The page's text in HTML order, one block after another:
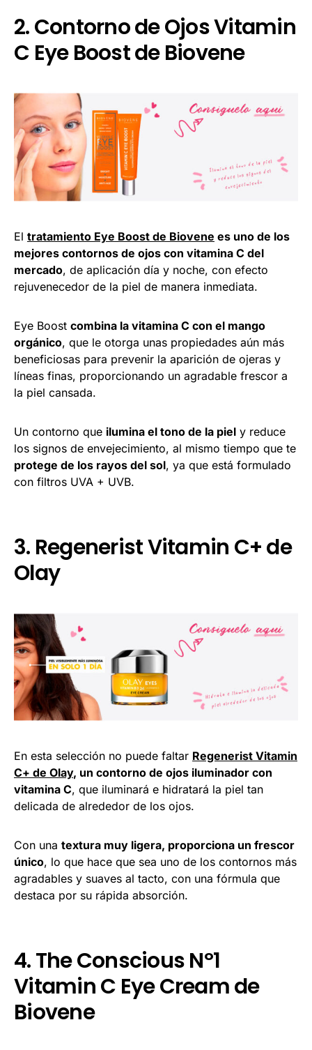
2. Contorno de Ojos Vitamin
C Eye Boost de Biovene
El tratamiento Eye Boost de Biovene es uno de los
mejores contornos de ojos con vitamina C del
mercado, de aplicación día y noche, con efecto
rejuvenecedor de la piel de manera inmediata.
Eye Boost combina la vitamina C con el mango
orgánico, que le otorga unas propiedades aún más
beneficiosas para prevenir la aparición de ojeras y
líneas finas, proporcionando un agradable frescor a
la piel cansada.
Un contorno que ilumina el tono de la piel y reduce
los signos de envejecimiento, al mismo tiempo que te
protege de los rayos del sol, ya que está formulado
con filtros UVA + UVB.
3. Regenerist Vitamin C+ de
Olay
En esta selección no puede faltar Regenerist Vitamin
C+ de Olay, un contorno de ojos iluminador con
vitamina C, que iluminará e hidratará la piel tan
delicada de alrededor de los ojos.
Con una textura muy ligera, proporciona un frescor
único, lo que hace que sea uno de los contornos más
agradables y suaves al tacto, con una fórmula que
destaca por su rápida absorción.
4. The Conscious Nº1
Vitamin C Eye Cream de
Biovene